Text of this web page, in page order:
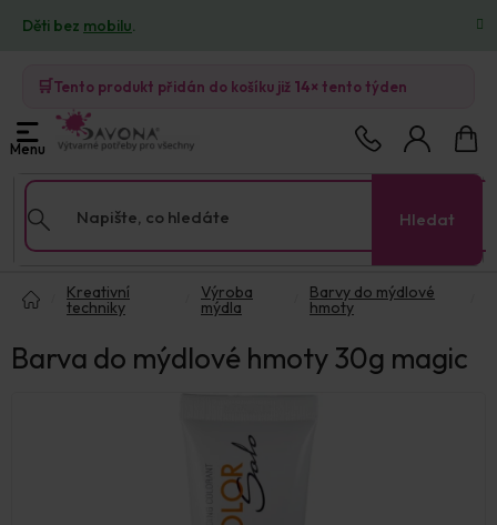
obsah
Děti bez mobilu.
🛒Tento produkt přidán do košíku již 14× tento týden
Hledat
košík
Kreativní
techniky
Výroba
mýdla
Barvy do mýdlové
hmoty
Barva do mýdlové hmoty 30g magic